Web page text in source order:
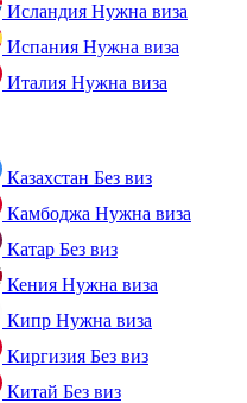
Исландия Нужна виза
Испания Нужна виза
Италия Нужна виза
Казахстан Без виз
Камбоджа Нужна виза
Катар Без виз
Кения Нужна виза
Кипр Нужна виза
Киргизия Без виз
Китай Без виз